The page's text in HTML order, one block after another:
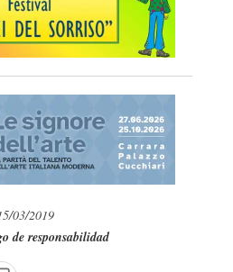
03/2019
de responsabilidad